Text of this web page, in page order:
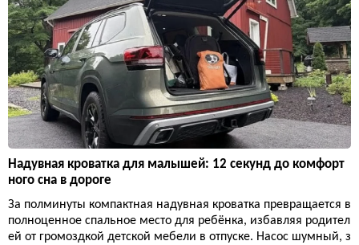
Надувная кроватка для малышей: 12 секунд до комфорт
ного сна в дороге
За полминуты компактная надувная кроватка превращается в
полноценное спальное место для ребёнка, избавляя родител
ей от громоздкой детской мебели в отпуске. Насос шумный, з